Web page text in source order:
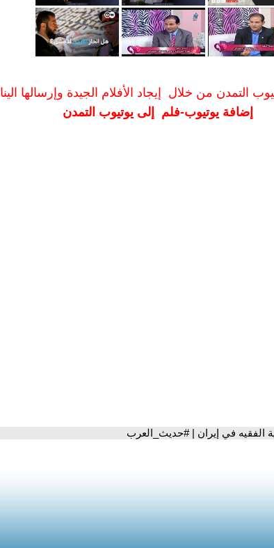
التمدن من خلال إيجاد الأفلام الجيدة وإرسالها الينا
إضافة يوتيوب-فلم إلى يوتيوب التمدن
الفقيه في إيران | #حديث_العرب